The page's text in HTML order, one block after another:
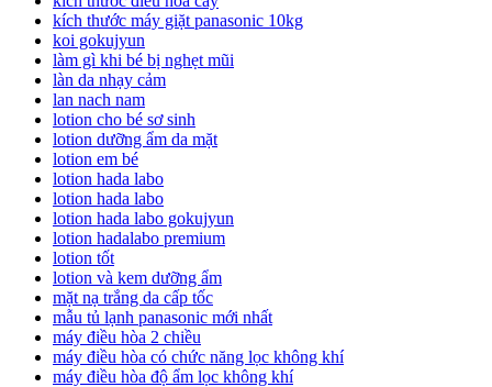
kích thước máy giặt panasonic 10kg
koi gokujyun
làm gì khi bé bị nghẹt mũi
làn da nhạy cảm
lan nach nam
lotion cho bé sơ sinh
lotion dưỡng ẩm da mặt
lotion em bé
lotion hada labo
lotion hada labo
lotion hada labo gokujyun
lotion hadalabo premium
lotion tốt
lotion và kem dưỡng ẩm
mặt nạ trắng da cấp tốc
mẫu tủ lạnh panasonic mới nhất
máy điều hòa 2 chiều
máy điều hòa có chức năng lọc không khí
máy điều hòa độ ẩm lọc không khí